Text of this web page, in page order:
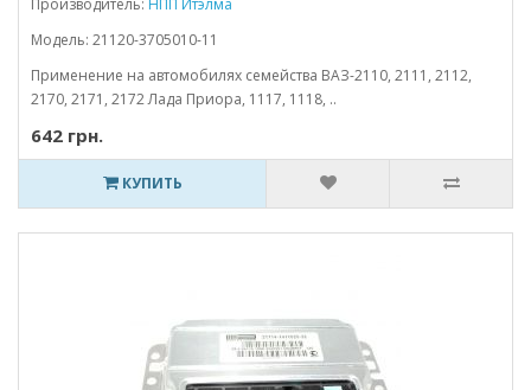
Производитель: НПП Итэлма
Модель: 21120-3705010-11
Применение на автомобилях семейства ВАЗ-2110, 2111, 2112,
2170, 2171, 2172 Лада Приора, 1117, 1118, ..
642 грн.
КУПИТЬ